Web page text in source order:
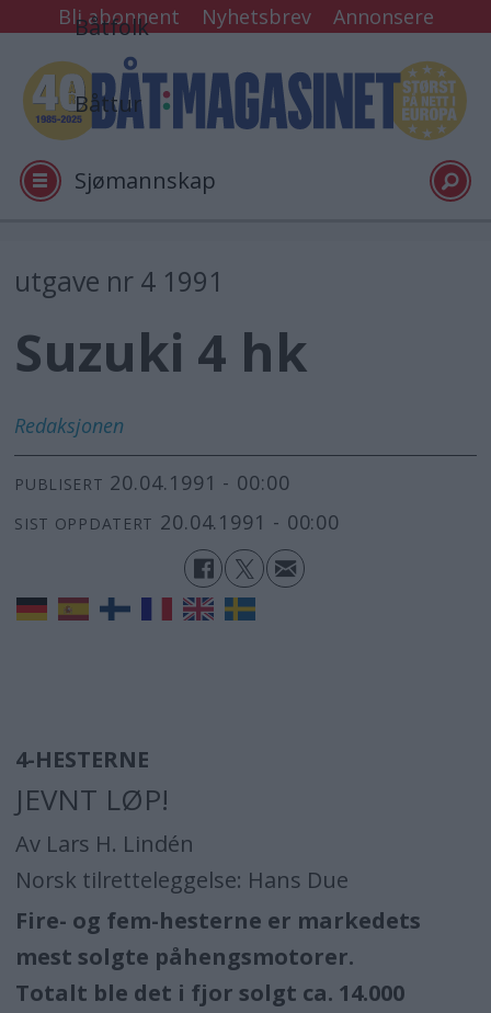
Bli abonnent Nyhetsbrev Annonsere
Båtfolk
Båttur
Sjømannskap
Logg inn
utgave nr 4 1991
Suzuki 4 hk
Redaksjonen
PUBLISERT 20.04.1991 - 00:00
SIST OPPDATERT 20.04.1991 - 00:00
4-HESTERNE
JEVNT LØP!
Av Lars H. Lindén
Norsk tilretteleggelse: Hans Due
Fire- og fem-hesterne er markedets
mest solgte påhengsmotorer.
Totalt ble det i fjor solgt ca. 14.000